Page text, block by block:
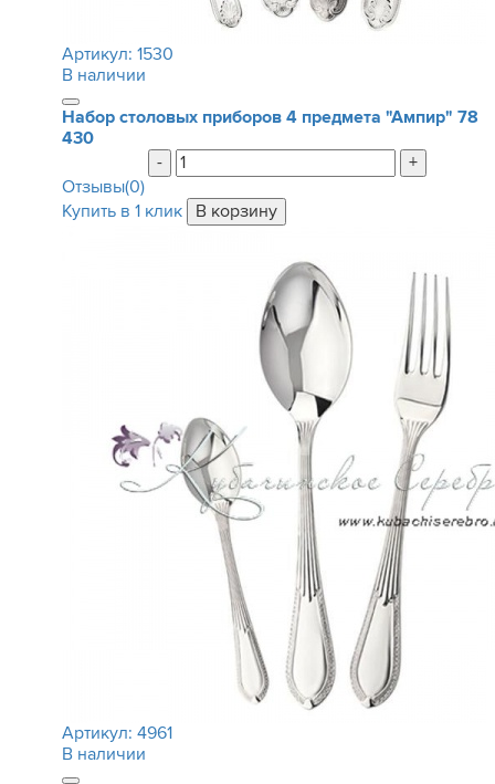
Артикул: 1530
В наличии
Набор столовых приборов 4 предмета "Ампир" 78
430
-
+
Отзывы(0)
Купить в 1 клик
Артикул: 4961
В наличии